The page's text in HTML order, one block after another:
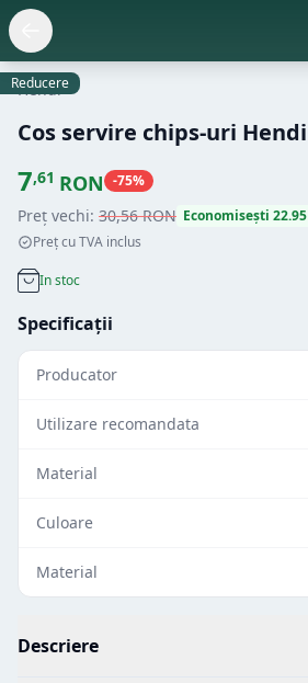
Reducere
Hendi
Cos servire chips-uri Hendi
7,61 RON -75%
Preț vechi: 30,56RON Economisești 22.95
Preț cu TVA inclus
In stoc
Specificații
Producator
Utilizare recomandata
Material
Culoare
Material
Descriere